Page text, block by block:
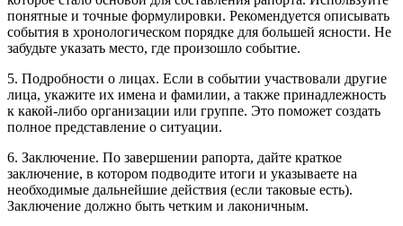
понятные и точные формулировки. Рекомендуется описывать
события в хронологическом порядке для большей ясности. Не
забудьте указать место, где произошло событие.
5. Подробности о лицах. Если в событии участвовали другие
лица, укажите их имена и фамилии, а также принадлежность
к какой-либо организации или группе. Это поможет создать
полное представление о ситуации.
6. Заключение. По завершении рапорта, дайте краткое
заключение, в котором подводите итоги и указываете на
необходимые дальнейшие действия (если таковые есть).
Заключение должно быть четким и лаконичным.